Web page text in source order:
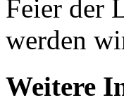
Feier der
werden
Weitere